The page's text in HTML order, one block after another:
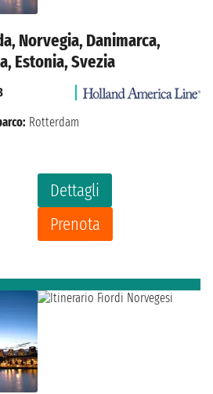
Norvegia, Danimarca,
Estonia, Svezia
Dettagli
Prenota
Rotterdam